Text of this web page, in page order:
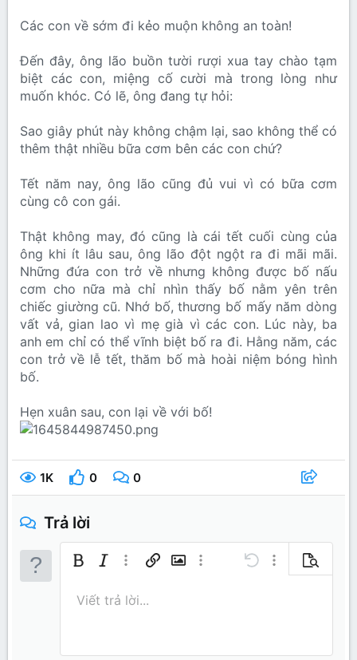
Các con về sớm đi kẻo muộn không an toàn!
Đến đây, ông lão buồn tười rượi xua tay chào tạm
biệt các con, miệng cố cười mà trong lòng như
muốn khóc. Có lẽ, ông đang tự hỏi:
Sao giây phút này không chậm lại, sao không thể có
thêm thật nhiều bữa cơm bên các con chứ?
Tết năm nay, ông lão cũng đủ vui vì có bữa cơm
cùng cô con gái.
Thật không may, đó cũng là cái tết cuối cùng của
ông khi ít lâu sau, ông lão đột ngột ra đi mãi mãi.
Những đứa con trở về nhưng không được bố nấu
cơm cho nữa mà chỉ nhìn thấy bố nằm yên trên
chiếc giường cũ. Nhớ bố, thương bố mấy năm dòng
vất vả, gian lao vì mẹ già vì các con. Lúc này, ba
anh em chỉ có thể vĩnh biệt bố ra đi. Hằng năm, các
con trở về lễ tết, thăm bố mà hoài niệm bóng hình
bố.
Hẹn xuân sau, con lại về với bố!
1K 0 0
Trả lời
Bold In nghiêng
Thêm tùy chọn…
Chèn liên kết
Chèn hình ảnh
Thêm tùy chọn…
Undo Thêm tùy chọn…
Xem trước
Kích thước
Màu chữPhông chữ
Heading 2
Mặt cườiTrích dẫn
Media
RedoToggle BB code
Xóa định dạng
Viết trả lời...